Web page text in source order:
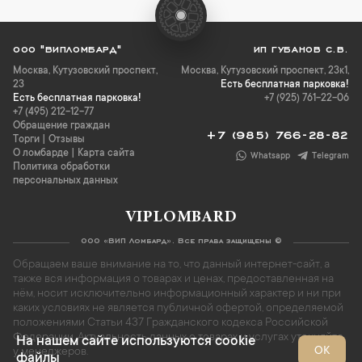
ООО "ВИПЛОМБАРД"
Москва, Кутузовский проспект,
23
Есть бесплатная парковка!
+7 (495) 212-12-77
Обращение граждан
Торги
Отзывы
О ломбарде
Карта сайта
Политика обработки
персональных данных
ИП ГУБАНОВ С.В.
Москва, Кутузовский проспект, 23к1,
Есть бесплатная парковка!
+7 (925) 761-22-06
+7 (985) 766-28-82
Whatsapp Telegram
VIPLOMBARD
ООО «ВИП Ломбард». Все права защищены ©
Обращаем ваше внимание на то, что данный интернет-сайт, а
также вся информация о товарах и ценах, предоставленная на
нём, носит исключительно информационный характер и ни при
каких условиях не является публичной офертой, определяемой
положениями Статьи 437 Гражданского кодекса Российской
Федерации. Актуальность данных о товарах и услугах уточняйте
у менеджеров.
На нашем сайте используются cookie
ОК